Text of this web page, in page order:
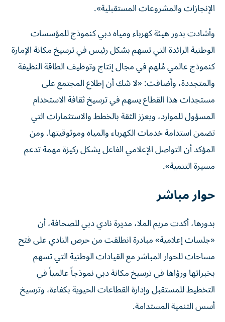
الإنجازات والمشروعات المستقبلية».
وأشادت بدور هيئة كهرباء ومياه دبي كنموذج للمؤسسات
الوطنية الرائدة التي تسهم بشكل رئيس في ترسيخ مكانة الإمارة
كنموذج عالمي مُلهم في مجال إنتاج وتوظيف الطاقة النظيفة
والمتجددة، وأضافت: «لا شك أن إطلاع المجتمع على
مستجدات هذا القطاع يسهم في ترسيخ ثقافة الاستخدام
المسؤول للموارد، ويعزز الثقة بالخطط والاستثمارات التي
تضمن استدامة خدمات الكهرباء والمياه وموثوقيتها. ومن
المؤكد أن التواصل الإعلامي الفاعل يشكل ركيزة مهمة تدعم
مسيرة التنمية».
حوار مباشر
بدورها، أكدت مريم الملا، مديرة نادي دبي للصحافة، أن
«جلسات إعلامية» مبادرة انطلقت من حرص النادي على فتح
مساحات للحوار المباشر مع القيادات الوطنية التي تسهم
بخبراتها ورؤاها في ترسيخ مكانة دبي نموذجاً عالمياً في
التخطيط للمستقبل وإدارة القطاعات الحيوية بكفاءة، وترسيخ
أسس التنمية المستدامة.